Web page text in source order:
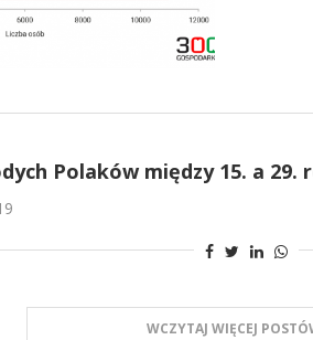
Polaków między 15. a
WCZYTAJ WIĘCEJ